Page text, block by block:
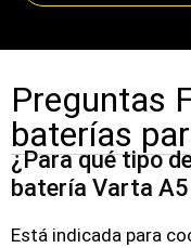
Preguntas
baterías
¿Para qué tipo
batería Varta
Está indicada para